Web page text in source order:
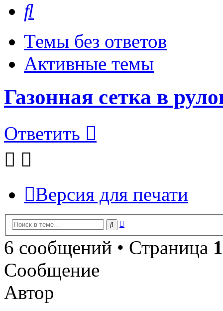
Темы без ответов
Активные темы
Газонная сетка в
Ответить
Версия для печати
Поиск
6 сообщений • Страница 1
Сообщение
Автор